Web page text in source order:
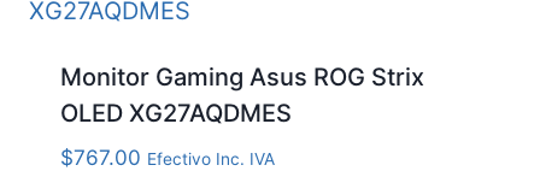
Monitor Gaming Asus ROG Strix
OLED XG27AQDMES
$767.00 Efectivo Inc. IVA